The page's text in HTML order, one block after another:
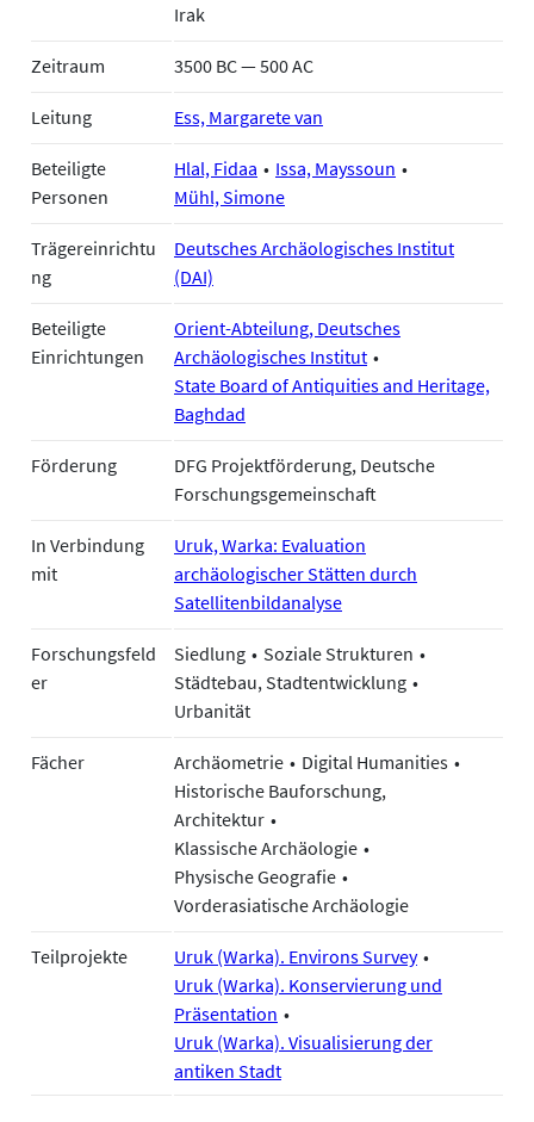
Irak
Zeitraum 3500 BC — 500 AC
Leitung Ess, Margarete van
Beteiligte
Personen
Hlal, Fidaa
Issa, Mayssoun
Mühl, Simone
Trägereinrichtu
ng
Deutsches Archäologisches Institut
(DAI)
Beteiligte
Einrichtungen
Orient-Abteilung, Deutsches
Archäologisches Institut
State Board of Antiquities and Heritage,
Baghdad
Förderung
DFG Projektförderung, Deutsche
Forschungsgemeinschaft
In Verbindung
mit
Uruk, Warka: Evaluation
archäologischer Stätten durch
Satellitenbildanalyse
Forschungsfeld
er
Siedlung
Soziale Strukturen
Städtebau, Stadtentwicklung
Urbanität
Fächer Archäometrie
Digital Humanities
Historische Bauforschung,
Architektur
Klassische Archäologie
Physische Geografie
Vorderasiatische Archäologie
Teilprojekte
Uruk (Warka). Environs Survey
Uruk (Warka). Konservierung und
Präsentation
Uruk (Warka). Visualisierung der
antiken Stadt